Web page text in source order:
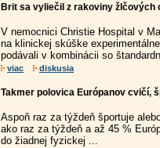
Brit sa vyliečil z rakoviny žlčových
V nemocnici Christie Hospital v
na klinickej skúške
podávali v kombinácii so
viac diskusia
Takmer polovica Európanov cvičí,
Aspoň raz za týždeň športuje
ako raz za týždeň a až 45 %
do žiadnej fyzickej ...